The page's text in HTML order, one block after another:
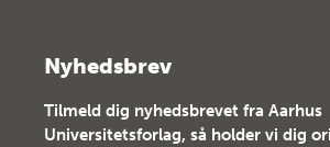
Nyhedsbrev
Tilmeld dig nyhedsbrevet fra Aarhus
Universitetsforlag, så holder vi dig